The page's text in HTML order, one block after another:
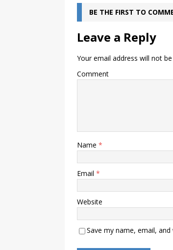
BE THE FIRST TO
Leave a Reply
Your email address will not
Comment
Name *
Email *
Website
Save my name, email,